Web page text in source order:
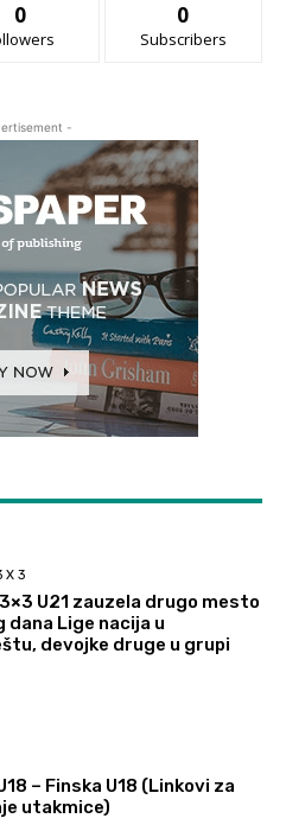
0 0
Subscribers
-
X 3
U21 zauzela drugo mesto
dana Lige nacija u
devojke druge u grupi
– Finska U18 (Linkovi za
utakmice)